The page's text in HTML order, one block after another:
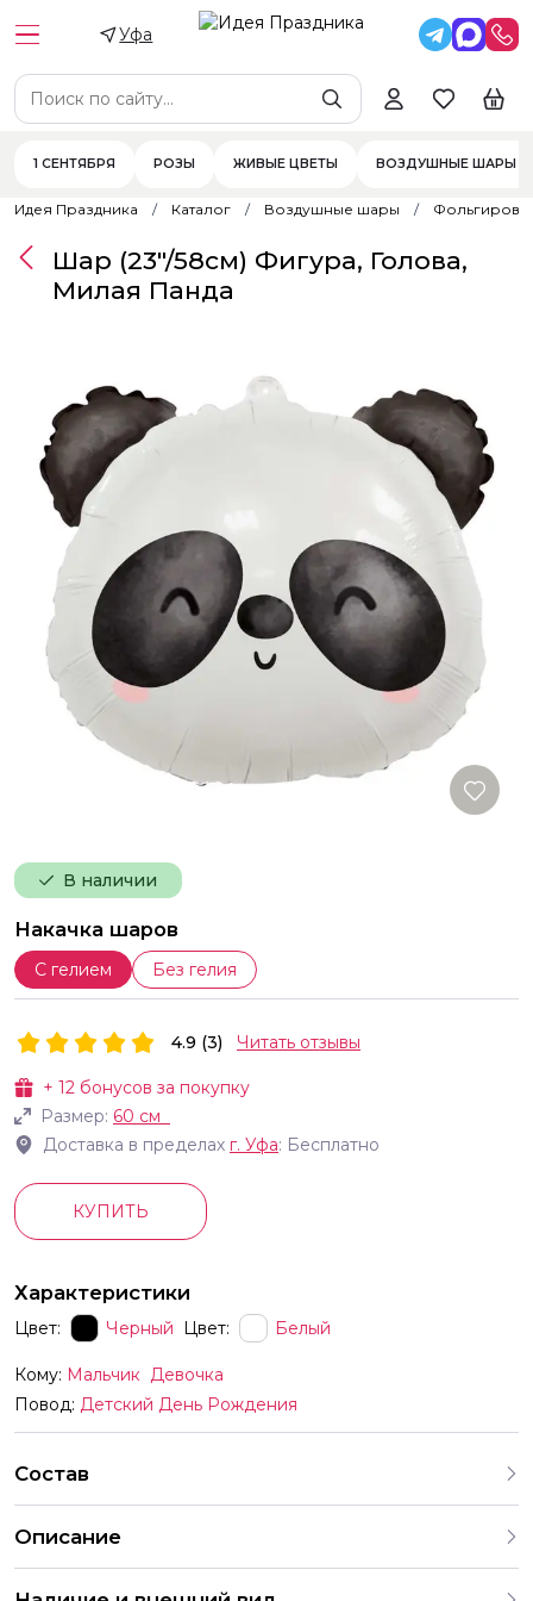
Уфа
1 СЕНТЯБРЯ РОЗЫ ЖИВЫЕ ЦВЕТЫ ВОЗДУШНЫЕ ШАРЫ
Идея Праздника Каталог Воздушные шары
В наличии
Накачка шаров
С гелием Без гелия
Шар (23"/58см) Фигура, Голова,
Милая Панда
+ 12 бонусов за покупку
Размер: 60 см
Доставка в пределах г. Уфа: Бесплатно
4.9 (3) Читать отзывы
КУПИТЬ
Характеристики
Цвет: Черный Цвет: Белый
Кому: Мальчик Девочка
Повод: Детский День Рождения
Состав
Описание